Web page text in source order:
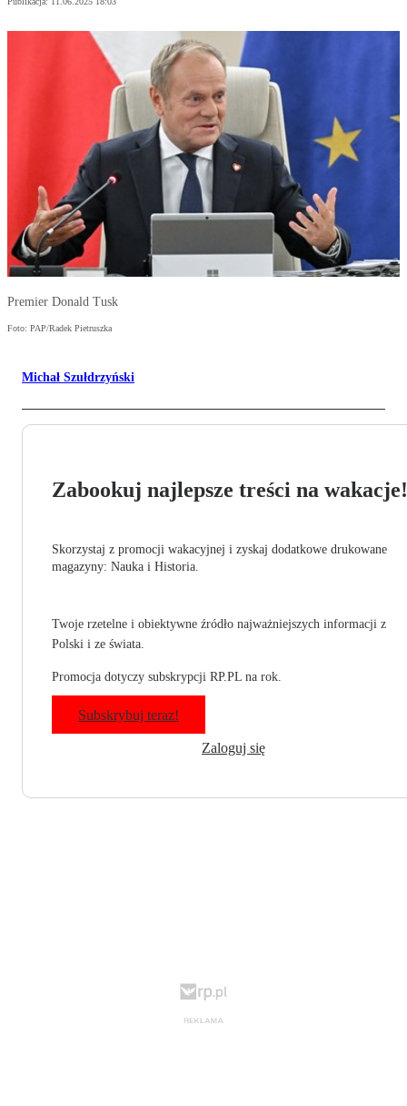
Premier Donald Tusk
Foto: PAP/Radek Pietruszka
Michał Szułdrzyński
Zabookuj najlepsze treści na wakacje!
Skorzystaj z promocji wakacyjnej i zyskaj dodatkowe drukowane
magazyny: Nauka i Historia.
Twoje rzetelne i obiektywne źródło najważniejszych informacji z
Polski i ze świata.
Promocja dotyczy subskrypcji RP.PL na rok.
Subskrybuj teraz!
Zaloguj się